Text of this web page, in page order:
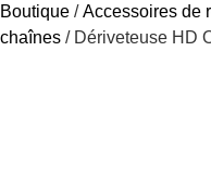
Boutique /Accessoires de
chaînes / Dériveteuse HD